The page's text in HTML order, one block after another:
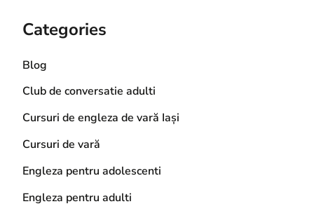
Categories
Blog
Club de conversatie adulti
Cursuri de engleza de vară Iași
Cursuri de vară
Engleza pentru adolescenti
Engleza pentru adulti